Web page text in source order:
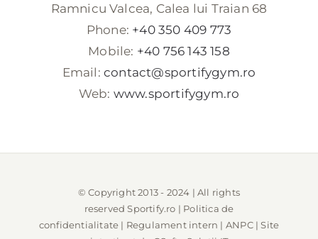
Ramnicu Valcea, Calea lui Traian 68
Phone: +40 350 409 773
Mobile: +40 756 143 158
Email: contact@sportifygym.ro
Web: www.sportifygym.ro
© Copyright 2013 - 2024 | All rights
reservedSportify.ro | Politica de
confidentialitate | Regulament intern | ANPC| Site